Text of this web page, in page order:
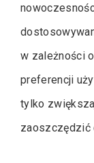
w zależności
preferencji
tylko
zaoszczędzić